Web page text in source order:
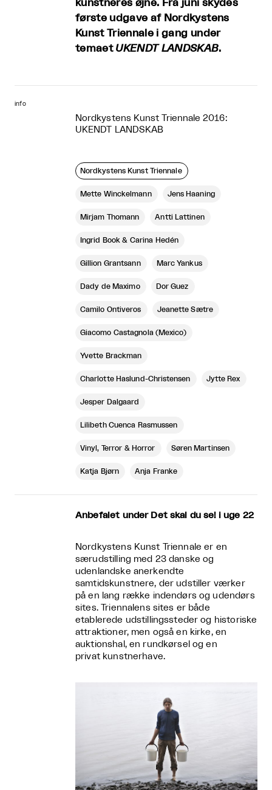
kunstneres øjne. Fra juni skydes
første udgave af Nordkystens
Kunst Triennale i gang under
temaet UKENDT LANDSKAB.
info
Nordkystens Kunst Triennale 2016:
UKENDT LANDSKAB
Nordkystens Kunst Triennale
Mette Winckelmann Jens Haaning
Mirjam Thomann Antti Lattinen
Ingrid Book & Carina Hedén
Gillion Grantsann Marc Yankus
Dady de Maximo Dor Guez
Camilo Ontiveros Jeanette Sætre
Giacomo Castagnola (Mexico)
Yvette Brackman
Charlotte Haslund-Christensen Jytte Rex
Jesper Dalgaard
Lilibeth Cuenca Rasmussen
Vinyl, Terror & Horror Søren Martinsen
Katja Bjørn Anja Franke
Anbefalet under Det skal du se! i uge 22
Nordkystens Kunst Triennale er en
særudstilling med 23 danske og
udenlandske anerkendte
samtidskunstnere, der udstiller værker
på en lang række indendørs og udendørs
sites. Triennalens sites er både
etablerede udstillingssteder og historiske
attraktioner, men også en kirke, en
auktionshal, en rundkørsel og en
privat kunstnerhave.